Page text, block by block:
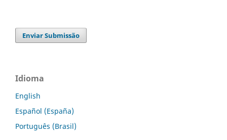
Enviar Submissão
Idioma
English
Español (España)
Português (Brasil)